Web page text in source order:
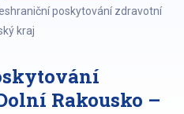
poskytování zdravotní
kraj
Rakousko –